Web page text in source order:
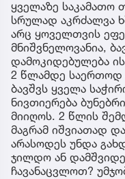
ყველაზე საკამათო
სრულად აკრძალვა
არც ყოველთვის
მნიშვნელოვანია,
დამოკიდებულება
2 წლამდე საერთოდ
ბავშვს ყველა
ნივთიერება
მიიღოს. 2 წლის
მაგრამ იშვიათად
არასოდეს უნდა
ჯილდო ან
ჩავანაცვლოთ?